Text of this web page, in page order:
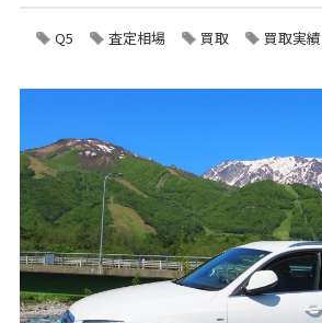
Q5 査定相場 買取 買取実績